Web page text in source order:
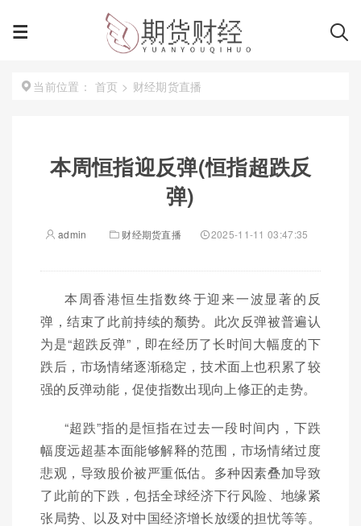
当前位置： 首页 > 财经期货直播
本周恒指迎反弹(恒指超跌反
弹)
admin 财经期货直播 2025-11-11 03:47:35
本周香港恒生指数终于迎来一波显著的反
弹，结束了此前持续的颓势。此次反弹被普遍认
为是“超跌反弹”，即在经历了长时间大幅度的下
跌后，市场情绪逐渐稳定，技术面上也积累了较
强的反弹动能，促使指数出现向上修正的走势。
“超跌”指的是恒指在过去一段时间内，下跌
幅度远超基本面能够解释的范围，市场情绪过度
悲观，导致股价被严重低估。多种因素叠加导致
了此前的下跌，包括全球经济下行风险、地缘紧
张局势、以及对中国经济增长放缓的担忧等等。